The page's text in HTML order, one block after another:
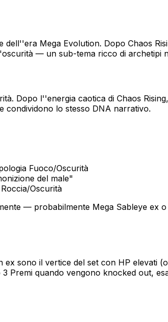
dell''era Mega Evolution. Dopo Chaos
— un sub-tema ricco di archetipi
Dopo l''energia caotica di Chaos
condividono lo stesso DNA narrativo.
Fuoco/Oscurità
del male"
Oscurità
— probabilmente Mega Sableye ex
sono il vertice del set con HP elevati
Premi quando vengono knocked out,